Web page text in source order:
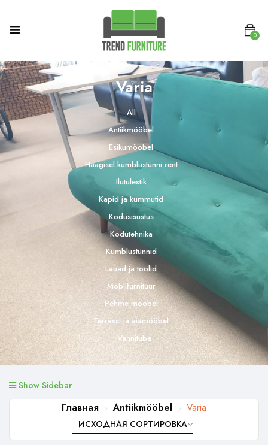
0
Varia
All
Antiikmööbel
Esikumööbel
Haagisel kümblustünni rent
Ilutulestik
Kapid ja kummutid
Kodusisustus
Kodutehnika
Kümblustünnid
Lauad ja toolid
Möblifurnituur
Pehme mööbel
Terrassi ja aiamööbel
Vannituba
Show Sidebar
Главная Antiikmööbel Varia